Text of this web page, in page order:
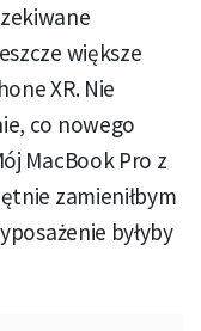
większe
XR. Nie
co nowego
MacBook Pro z
zamieniłbym
byłyby